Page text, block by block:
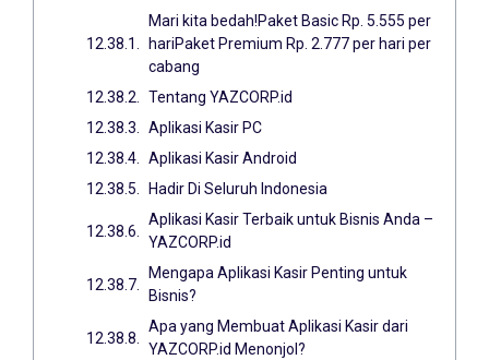
Mari kita bedah!Paket Basic Rp. 5.555 per
hariPaket Premium Rp. 2.777 per hari per
cabang
Tentang YAZCORP.id
Aplikasi Kasir PC
Aplikasi Kasir Android
Hadir Di Seluruh Indonesia
Aplikasi Kasir Terbaik untuk Bisnis Anda –
YAZCORP.id
Mengapa Aplikasi Kasir Penting untuk
Bisnis?
Apa yang Membuat Aplikasi Kasir dari
YAZCORP.id Menonjol?